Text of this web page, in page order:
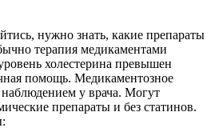
нужно знать, какие препараты
терапия медикаментами
холестерина превышен
помощь. Медикаментозное
у врача. Могут
препараты и без статинов.